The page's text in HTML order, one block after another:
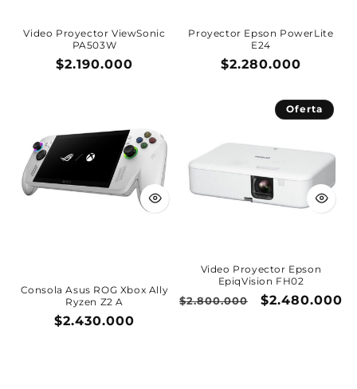
Video Proyector ViewSonic
PA503W
Precio
$2.190.000
Proyector Epson PowerLite
E24
Precio
$2.280.000
Consola Asus ROG Xbox Ally
Ryzen Z2 A
Precio
$2.430.000
Oferta
Video Proyector Epson
EpiqVision FH02
Precio
$2.800.000
Precio
$2.480.000